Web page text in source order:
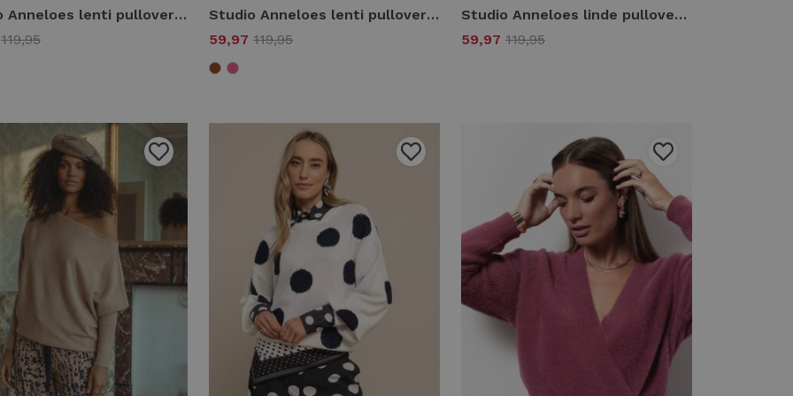
Studio Anneloes lenti pullover 13812 Trui korte mouw 8700 espresso
119,95
Studio Anneloes lenti pullover 13812 Trui korte mouw 5500 new fuchsia
59,97 119,95
Studio Anneloes linde pullover 13602 Trui 7600 dark sage green
59,97 119,95